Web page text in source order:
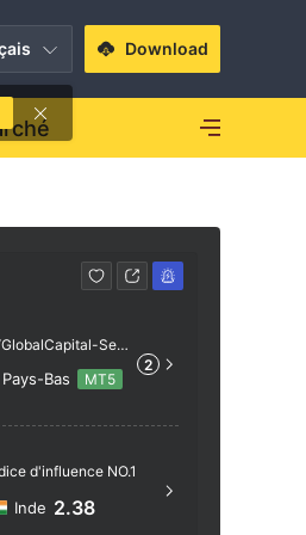
Download
Serv
Pays-Bas MT5
2
d'influence NO.1
Inde 2.38